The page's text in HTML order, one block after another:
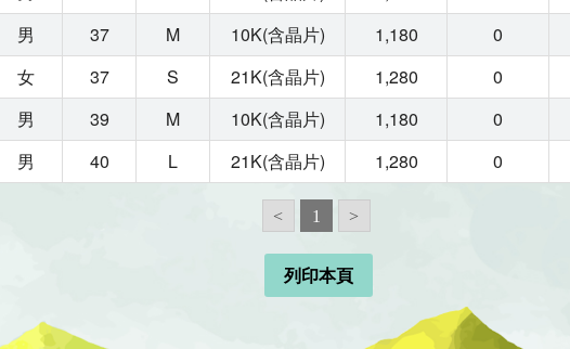
男 37 M 10K(含晶片) 1,180 0
女 37 S 21K(含晶片) 1,280 0
男 39 M 10K(含晶片) 1,180 0
男 40 L 21K(含晶片) 1,280 0
< 1 >
列印本頁